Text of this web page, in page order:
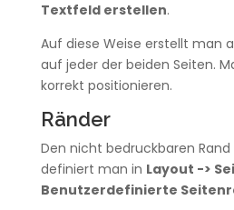
Textfeld erstellen.
Auf diese Weise erstellt man
auf jeder der beiden Seiten.
korrekt positionieren.
Ränder
Den nicht bedruckbaren
definiert man in Layout ->
Benutzerdefinierte